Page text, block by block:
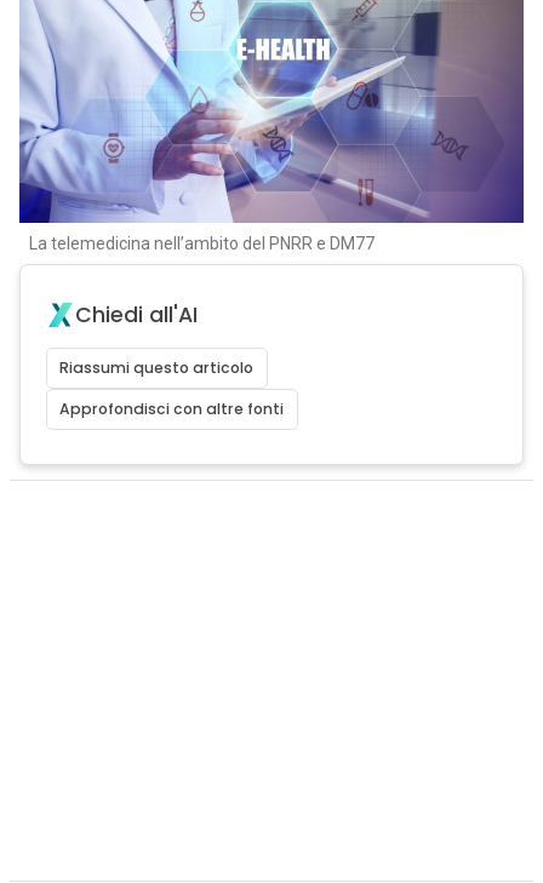
La telemedicina nell’ambito del PNRR e DM77
Chiedi all'AI
Riassumi questo articolo
Approfondisci con altre fonti